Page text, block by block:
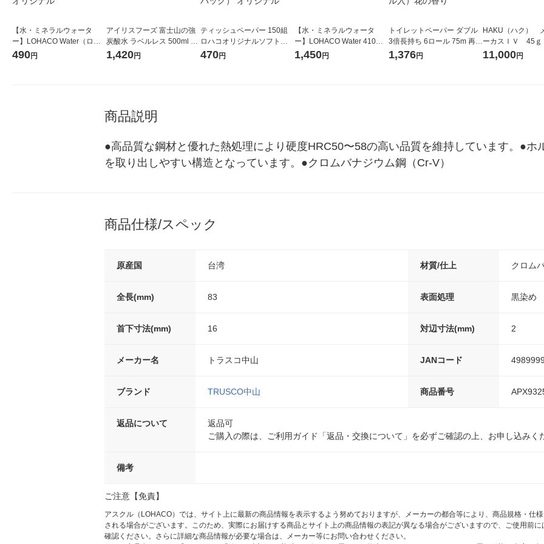
【水・ミネラルウォータ
ー】LOHACO Water（ロハ
コウォーター）2L ラベルレ
490円
アイリスフーズ 富士山の強
炭酸水 ラベルレス 500ml 1
箱（24本入）
1,420円
ティッシュペーパー 150組
ロハコオリジナルソフトパ
ックティッシュ フィオナ オ
470円
【水・ミネラルウォータ
ー】LOHACO Water 410ml
1箱（20本入）ラベルレス
1,450円
トイレットペーパー ダブル
3倍長持ち 6ロール 75m 再生
紙配合 スコッティフラワー
1,376円
HAKU（ハク）
ーカスＩＶ 45
堂 おまけ付き
11,000円
商品説明
●高品質な鋼材と優れた熱処理により硬度HRC50〜58の高い品質を維持しています。●ホ
を取り出しやすい構造となっています。●クロムバナジウム鋼（Cr-V）
商品仕様/スペック
原産国 台湾 材質/仕上 クロム
全長(mm) 83 表面処理 黒染め
首下寸法(mm) 16 対辺寸法(mm) 2
メーカー名 トラスコ中山 JANコード
ブランド TRUSCO中山 商品番号
返品について
返品可
ご購入の際は、ご利用ガイド「返品・交換について」を必ずご確認の上、お申し込みく
備考
ご注意【免責】
アスクル（LOHACO）では、サイト上に最新の商品情報を表示するよう努めておりますが、メーカーの都合等により、商品規格・仕
される場合がございます。このため、実際にお届けする商品とサイト上の商品情報の表記が異なる場合がございますので、ご使用前
確認ください。さらに詳細な商品情報が必要な場合は、メーカー等にお問い合わせください。